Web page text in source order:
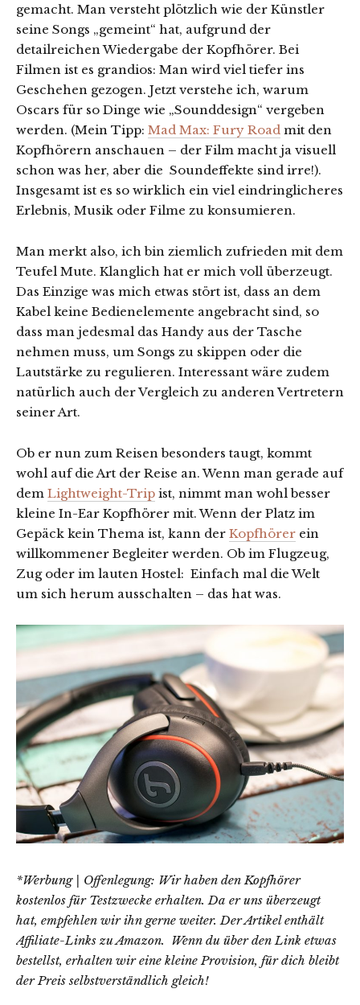
gemacht. Man versteht plötzlich wie der Künstler
seine Songs „gemeint“ hat, aufgrund der
detailreichen Wiedergabe der Kopfhörer. Bei
Filmen ist es grandios: Man wird viel tiefer ins
Geschehen gezogen. Jetzt verstehe ich, warum
Oscars für so Dinge wie „Sounddesign“ vergeben
werden. (Mein Tipp: Mad Max: Fury Road mit den
Kopfhörern anschauen – der Film macht ja visuell
schon was her, aber die Soundeffekte sind irre!).
Insgesamt ist es so wirklich ein viel eindringlicheres
Erlebnis, Musik oder Filme zu konsumieren.
Man merkt also, ich bin ziemlich zufrieden mit dem
Teufel Mute. Klanglich hat er mich voll überzeugt.
Das Einzige was mich etwas stört ist, dass an dem
Kabel keine Bedienelemente angebracht sind, so
dass man jedesmal das Handy aus der Tasche
nehmen muss, um Songs zu skippen oder die
Lautstärke zu regulieren. Interessant wäre zudem
natürlich auch der Vergleich zu anderen Vertretern
seiner Art.
Ob er nun zum Reisen besonders taugt, kommt
wohl auf die Art der Reise an. Wenn man gerade auf
dem Lightweight-Trip ist, nimmt man wohl besser
kleine In-Ear Kopfhörer mit. Wenn der Platz im
Gepäck kein Thema ist, kann der Kopfhörer ein
willkommener Begleiter werden. Ob im Flugzeug,
Zug oder im lauten Hostel: Einfach mal die Welt
um sich herum ausschalten – das hat was.
*Werbung | Offenlegung: Wir haben den Kopfhörer
kostenlos für Testzwecke erhalten. Da er uns überzeugt
hat, empfehlen wir ihn gerne weiter. Der Artikel enthält
Affiliate-Links zu Amazon. Wenn du über den Link etwas
bestellst, erhalten wir eine kleine Provision, für dich bleibt
der Preis selbstverständlich gleich!